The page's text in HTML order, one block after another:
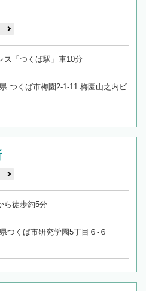
ス「つくば駅」車10分
つくば市梅園2-1-11 梅園山之内ビ
ら徒歩約5分
つくば市研究学園5丁目６-６